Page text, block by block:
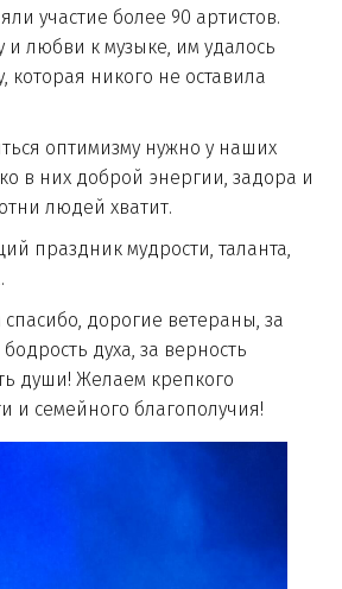
участие более 90 артистов.
и любви к музыке, им удалось
которая никого не оставила
оптимизму нужно у наших
в них доброй энергии, задора и
людей хватит.
мудрости, таланта,
дорогие ветераны, за
духа, за верность
души! Желаем крепкого
и семейного благополучия!